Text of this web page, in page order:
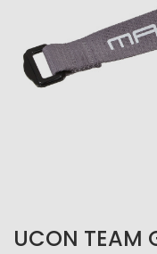
UCON TEAM